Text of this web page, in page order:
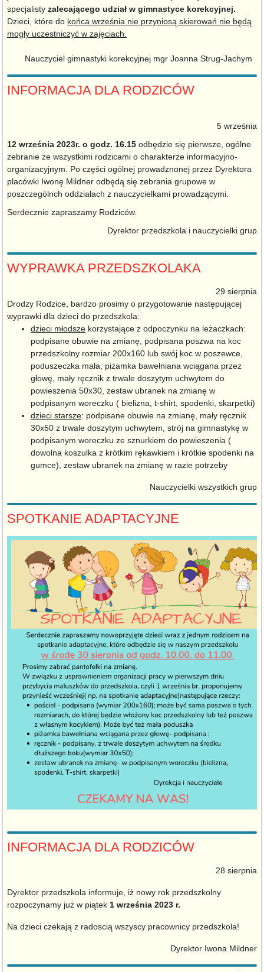
specjalisty zalecającego udział w gimnastyce korekcyjnej.
Dzieci, które do końca września nie przyniosą skierowań nie będą
mogły uczestniczyć w zajęciach.
Nauczyciel gimnastyki korekcyjnej mgr Joanna Strug-Jachym
INFORMACJA DLA RODZICÓW
5 września
12 września 2023r. o godz. 16.15 odbędzie się pierwsze, ogólne
zebranie ze wszystkimi rodzicami o charakterze informacyjno-
organizacyjnym. Po części ogólnej prowadznonej przez Dyrektora
placówki Iwonę Mildner odbędą się zebrania grupowe w
poszczególnch oddziałach z nauczycielkami prowadzącymi.
Serdecznie zapraszamy Rodziców.
Dyrektor przedszkola i nauczycielki grup
WYPRAWKA PRZEDSZKOLAKA
29 sierpnia
Drodzy Rodzice, bardzo prosimy o przygotowanie następującej
wyprawki dla dzieci do przedszkola:
dzieci młodsze korzystające z odpoczynku na leżaczkach:
podpisane obuwie na zmianę, podpisana poszwa na koc
przedszkolny rozmiar 200x160 lub swój koc w poszewce,
poduszeczka mała, piżamka bawełniana wciągana przez
głowę, mały ręcznik z trwale doszytym uchwytem do
powieszenia 50x30, zestaw ubranek na zmianę w
podpisanym woreczku ( bielizna, t-shirt, spodenki, skarpetki)
dzieci starsze: podpisane obuwie na zmianę, mały ręcznik
30x50 z trwale doszytym uchwytem, strój na gimnastykę w
podpisanym woreczku ze sznurkiem do powieszenia (
dowolna koszulka z krótkim rękawkiem i krótkie spodenki na
gumce), zestaw ubranek na zmianę w razie potrzeby
Nauczycielki wszystkich grup
SPOTKANIE ADAPTACYJNE
INFORMACJA DLA RODZICÓW
28 sierpnia
Dyrektor przedszkola informuje, iż nowy rok przedszkolny
rozpoczynamy już w piątek 1 września 2023 r.
Na dzieci czekają z radoscią wszyscy pracownicy przedszkola!
Dyrektor Iwona Mildner